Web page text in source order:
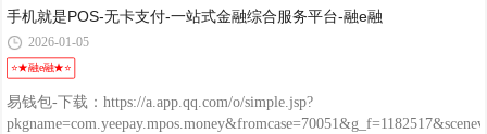
手机就是POS-无卡支付-一站式金融综合服务平台-融e融
2026-01-05
⭐★融e融★⭐
易钱包-下载：https://a.app.qq.com/o/simple.jsp?